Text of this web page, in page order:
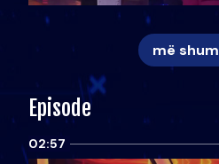
më
Episode
02:57